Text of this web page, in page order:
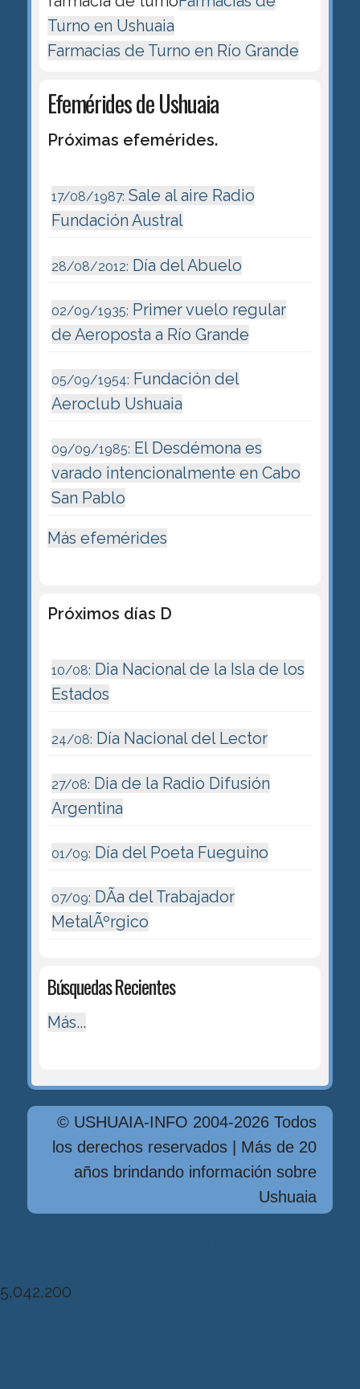
Turno en Ushuaia
Farmacias de Turno en Río Grande
Efemérides de Ushuaia
Próximas efemérides.
17/08/1987: Sale al aire Radio
Fundación Austral
28/08/2012: Día del Abuelo
02/09/1935: Primer vuelo regular
de Aeroposta a Río Grande
05/09/1954: Fundación del
Aeroclub Ushuaia
09/09/1985: El Desdémona es
varado intencionalmente en Cabo
San Pablo
Más efemérides
Próximos días D
10/08: Dia Nacional de la Isla de los
Estados
24/08: Día Nacional del Lector
27/08: Dia de la Radio Difusión
Argentina
01/09: Día del Poeta Fueguino
07/09: DÃ­a del Trabajador
MetalÃºrgico
Búsquedas Recientes
Más...
© USHUAIA-INFO 2004-2026 Todos
los derechos reservados | Más de 20
años brindando información sobre
Ushuaia
5,042,200